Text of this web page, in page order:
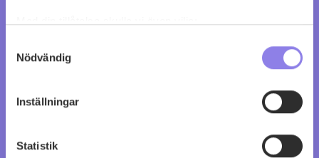
som kan ha en noggrannhet på upp till flera meter
Ta reda på mer om hur dina personliga uppgifter
Du kan ändra eller dra tillbaka ditt samtycke när som
Nödvändig
Inställningar
Statistik